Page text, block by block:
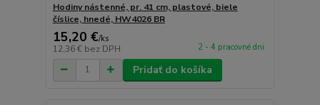
Hodiny nástenné, pr. 41 cm, plastové, biele
číslice, hnedé, HW4026 BR
15,20 €/ks
12,36 € bez DPH 2 - 4 pracovné dni
Pridať do košíka